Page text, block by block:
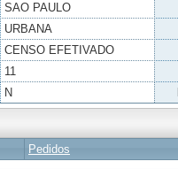
SAO PAULO
URBANA
CENSO EFETIVADO
11
N
Pedidos